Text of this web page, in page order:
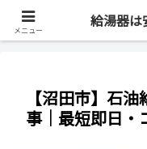
最短即日
【沼田市】石
事｜最短即日・
メニュー
給湯器は